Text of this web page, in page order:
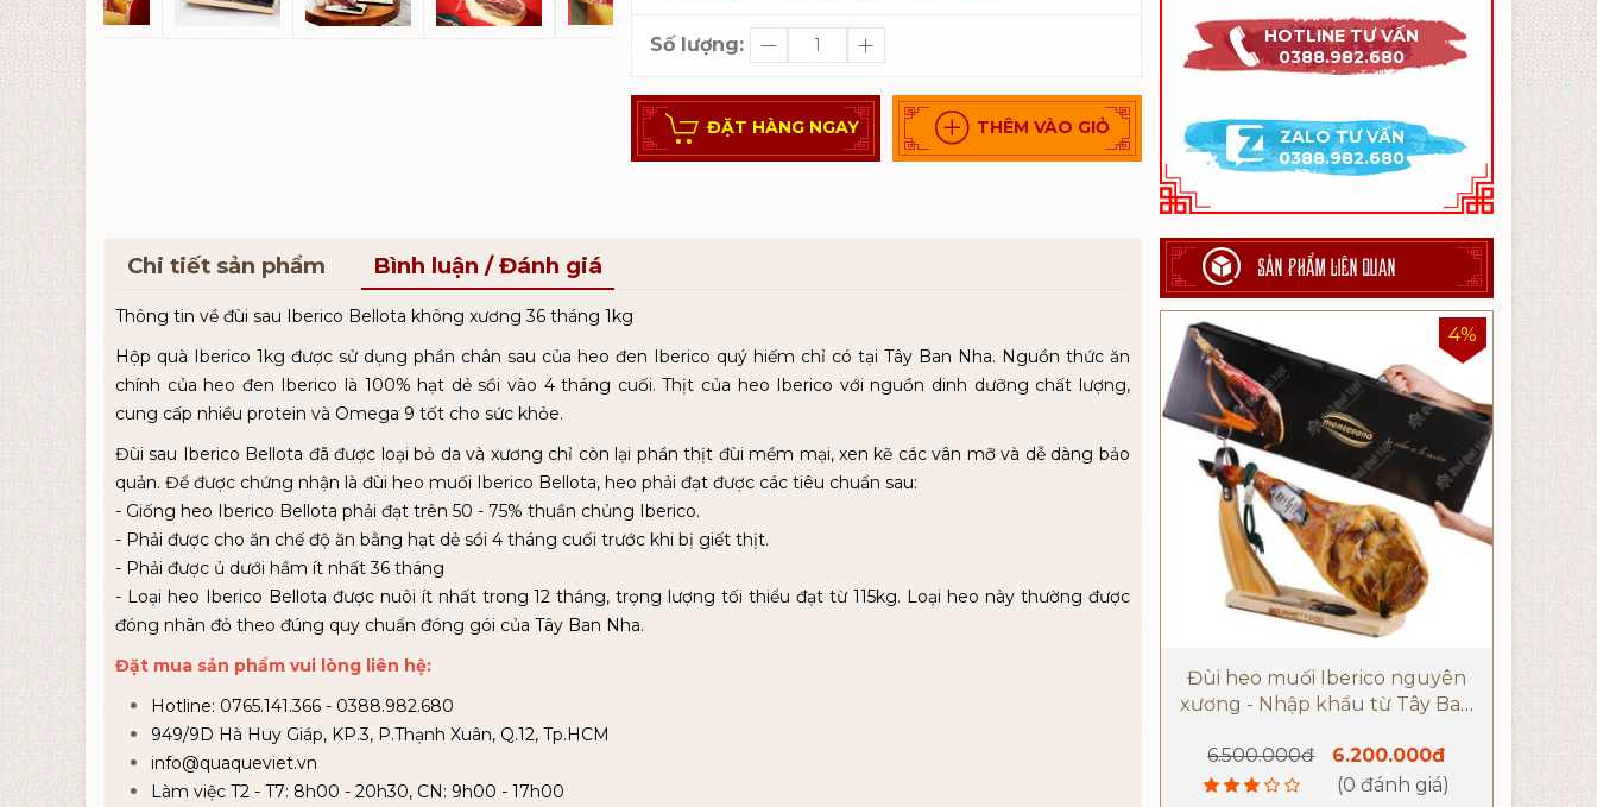
Số lượng:
ĐẶT HÀNG NGAY THÊM VÀO GIỎ
HOTLINE TƯ VẤN
0388.982.680
ZALO TƯ VẤN
0388.982.680
Chi tiết sản phẩm Bình luận / Đánh giá
Thông tin về đùi sau Iberico Bellota không xương 36 tháng 1kg
Hộp quà Iberico 1kg được sử dụng phần chân sau của heo đen Iberico quý hiếm chỉ có tại Tây Ban Nha. Nguồn thức ăn
chính của heo đen Iberico là 100% hạt dẻ sồi vào 4 tháng cuối. Thịt của heo Iberico với nguồn dinh dưỡng chất lượng,
cung cấp nhiều protein và Omega 9 tốt cho sức khỏe.
Đùi sau Iberico Bellota đã được loại bỏ da và xương chỉ còn lại phần thịt đùi mềm mại, xen kẽ các vân mỡ và dễ dàng bảo
quản. Để được chứng nhận là đùi heo muối Iberico Bellota, heo phải đạt được các tiêu chuẩn sau:
- Giống heo Iberico Bellota phải đạt trên 50 - 75% thuần chủng Iberico.
- Phải được cho ăn chế độ ăn bằng hạt dẻ sồi 4 tháng cuối trước khi bị giết thịt.
- Phải được ủ dưới hầm ít nhất 36 tháng
- Loại heo Iberico Bellota được nuôi ít nhất trong 12 tháng, trọng lượng tối thiểu đạt từ 115kg. Loại heo này thường được
đóng nhãn đỏ theo đúng quy chuẩn đóng gói của Tây Ban Nha.
Đặt mua sản phẩm vui lòng liên hệ:
Hotline: 0765.141.366 - 0388.982.680
949/9D Hà Huy Giáp, KP.3, P.Thạnh Xuân, Q.12, Tp.HCM
info@quaqueviet.vn
Làm việc T2 - T7: 8h00 - 20h30, CN: 9h00 - 17h00
SẢN PHẨM LIÊN QUAN
4%
Đùi heo muối Iberico nguyên
xương - Nhập khẩu từ Tây Ban
6.500.000đ
6.200.000đ
(0 đánh giá)